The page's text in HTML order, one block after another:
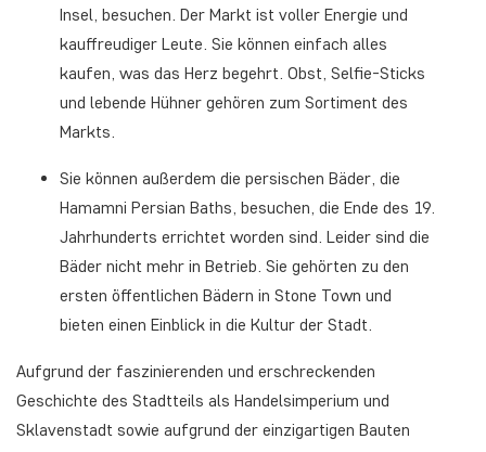
Insel, besuchen. Der Markt ist voller Energie und
kauffreudiger Leute. Sie können einfach alles
kaufen, was das Herz begehrt. Obst, Selfie-Sticks
und lebende Hühner gehören zum Sortiment des
Markts.
Sie können außerdem die persischen Bäder, die
Hamamni Persian Baths, besuchen, die Ende des 19.
Jahrhunderts errichtet worden sind. Leider sind die
Bäder nicht mehr in Betrieb. Sie gehörten zu den
ersten öffentlichen Bädern in Stone Town und
bieten einen Einblick in die Kultur der Stadt.
Aufgrund der faszinierenden und erschreckenden
Geschichte des Stadtteils als Handelsimperium und
Sklavenstadt sowie aufgrund der einzigartigen Bauten